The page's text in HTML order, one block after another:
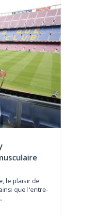
le plaisir de
que l'entre-